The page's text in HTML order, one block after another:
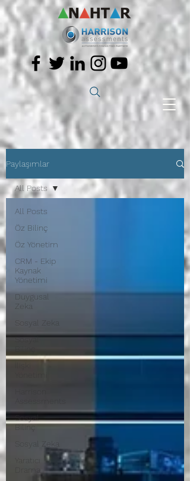
Paylaşımlar
All Posts
Öz Bilinç
Öz Yönetim
CRM - Ekip
Kaynak
Yönetimi
Duygusal
Zeka
Sosyal Zeka
Sosyal
Sosyal
Bilinç
Sosyal Zeka
All Posts